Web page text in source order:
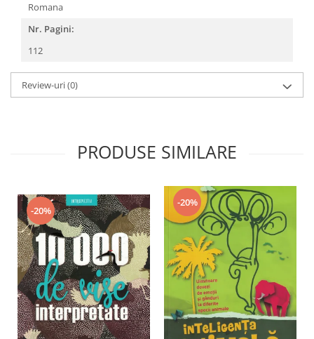
Romana
Nr. Pagini:
112
Review-uri(0)
PRODUSE SIMILARE
-20%
-20%